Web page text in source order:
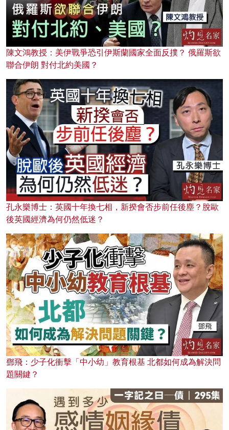
陳文鴻教授：美伊戰爭恐引伊斯蘭國家全面反撲？ 俄羅斯欲
聯合伊朗 對付北約美國？
孔永樂博士：英國十年換七相，新揆會否步前任後塵？脫歐
後英國經濟為何仍然低迷？
鄧飛：少子化衝擊「中小幼」教育根基 北都如何成為解決問
題關鍵？